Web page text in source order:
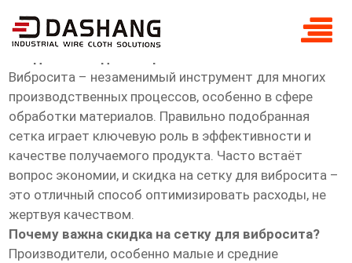
скидка сетка для вибросита
Вибросита – незаменимый инструмент для многих
производственных процессов, особенно в сфере
обработки материалов. Правильно подобранная
сетка играет ключевую роль в эффективности и
качестве получаемого продукта. Часто встаёт
вопрос экономии, и скидка на сетку для вибросита –
это отличный способ оптимизировать расходы, не
жертвуя качеством.
Почему важна скидка на сетку для вибросита?
Производители, особенно малые и средние